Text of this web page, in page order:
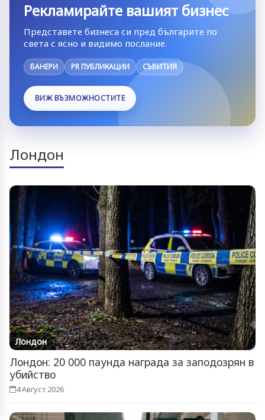
Рекламирайте вашият бизнес
Представете бизнеса си пред българите по
света с ясно и видимо послание.
БАНЕРИ PR ПУБЛИКАЦИИ СЪБИТИЯ
ВИЖ ВЪЗМОЖНОСТИТЕ
Лондон
Лондон
Лондон: 20 000 паунда награда за заподозрян в
убийство
4 Август 2026